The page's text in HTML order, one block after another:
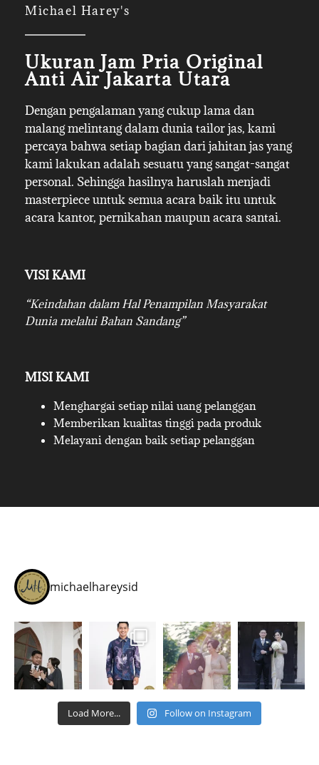
Michael Harey's
Ukuran Jam Pria Original
Anti Air Jakarta Utara
Dengan pengalaman yang cukup lama dan
malang melintang dalam dunia tailor jas, kami
percaya bahwa setiap bagian dari jahitan jas yang
kami lakukan adalah sesuatu yang sangat-sangat
personal. Sehingga hasilnya haruslah menjadi
masterpiece untuk semua acara baik itu untuk
acara kantor, pernikahan maupun acara santai.
VISI KAMI
“Keindahan dalam Hal Penampilan Masyarakat
Dunia melalui Bahan Sandang”
MISI KAMI
Menghargai setiap nilai uang pelanggan
Memberikan kualitas tinggi pada produk
Melayani dengan baik setiap pelanggan
michaelhareysid
Load More... Follow on Instagram